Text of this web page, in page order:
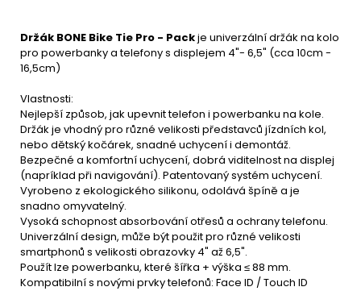
Držák BONE Bike Tie Pro - Packje univerzální držák na kolo
pro powerbanky a telefony s displejem 4"- 6,5" (cca 10cm -
16,5cm)
Vlastnosti:
Nejlepší způsob, jak upevnit telefon i powerbanku na kole.
Držák je vhodný pro různé velikosti představců jízdních kol,
nebo dětský kočárek, snadné uchycení i demontáž.
Bezpečné a komfortní uchycení, dobrá viditelnost na displej
(napríklad při navigování). Patentovaný systém uchycení.
Vyrobeno z ekologického silikonu, odolává špíně a je
snadno omyvatelný.
Vysoká schopnost absorbování otřesů a ochrany telefonu.
Univerzální design, může být použit pro různé velikosti
smartphonů s velikosti obrazovky 4" až 6,5".
Použít lze powerbanku, které šířka + výška ≤ 88 mm.
Kompatibilní s novými prvky telefonů: Face ID / Touch ID